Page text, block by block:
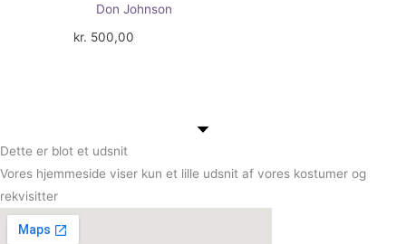
Don Johnson
kr. 500,00
Dette er blot et udsnit
Vores hjemmeside viser kun et lille udsnit af vores kostumer og
rekvisitter